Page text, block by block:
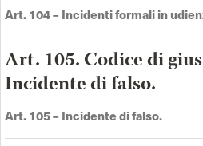
Art.104 –Incidenti formali in
Art. 105. Codice di
Incidente di falso.
Art. 105 – Incidente di falso.